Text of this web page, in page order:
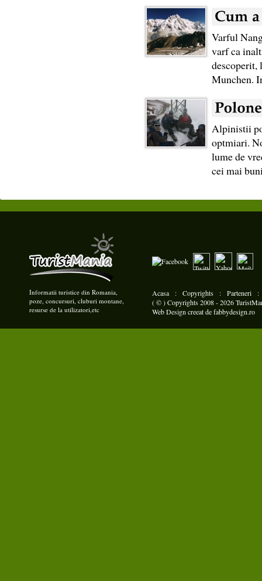
Varful
varf ca
descoperit,
Munchen.
Alpinistii
optmiari.
lume de
cei mai
Informatii turistice din Romania,
poze, concursuri, cluburi montane,
resurse de la utilizatori,etc
Acasa : Copyrights : Parteneri
( © ) Copyrights 2008 - 2026
Web Design creeat defabbydesign.ro